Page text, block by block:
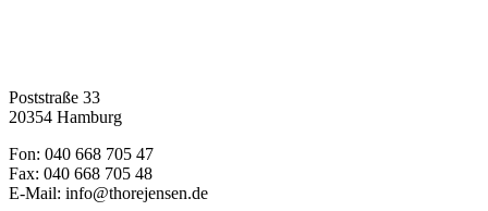
Poststraße 33
20354 Hamburg
Fon: 040 668 705 47
Fax: 040 668 705 48
E-Mail: info@thorejensen.de